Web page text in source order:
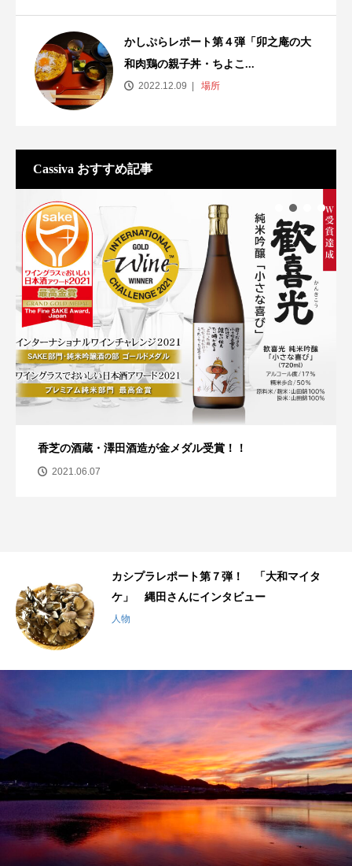
かしぷらレポート第４弾「卯之庵の大
和肉鶏の親子丼・ちよこ...
2022.12.09 場所
Cassiva おすすめ記事
香芝の酒蔵・澤田酒造が金メダル受賞！！
2021.06.07
カシプラレポート第７弾！ 「大和マイタ
ケ」 縄田さんにインタビュー
人物